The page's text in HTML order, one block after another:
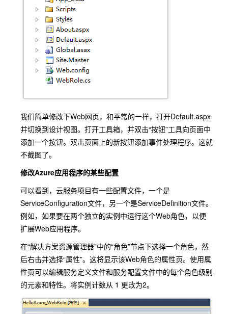
我们简单修改下Web网页，和平常的一样，打开Default.aspx
并切换到设计视图。打开工具箱，并双击“按钮”工具向页面中
添加一个按钮。双击页面上的新按钮添加事件处理程序。这就
不截图了。
修改Azure应用程序的某些配置
可以看到，云服务项目有一些配置文件，一个是
ServiceConfiguration文件，另一个是ServiceDefinition文件。
例如，如果要在两个独立的实例中运行这个Web角色，以便
扩展Web应用程序。
在“解决方案资源管理器”中的“角色”节点下选择一个角色，然
后右击并选择“属性”。这将显示该Web角色的属性页。使用属
性页可以编辑服务定义文件和服务配置文件中的每个角色级别
的元素和特性。将实例计数从 1 更改为2。